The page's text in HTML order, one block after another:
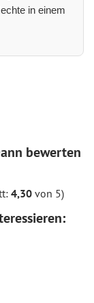
in einem
bewerten
4,30 von 5)